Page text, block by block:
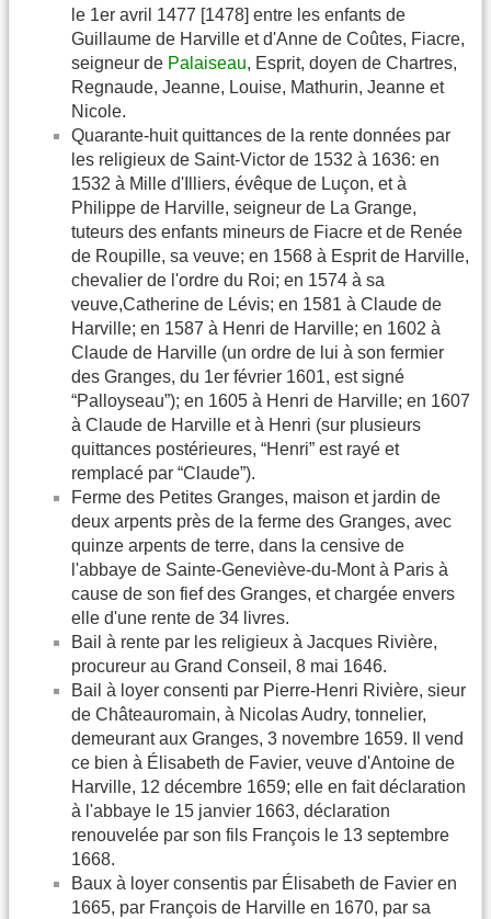
le 1er avril 1477 [1478] entre les enfants de
Guillaume de Harville et d'Anne de Coûtes, Fiacre,
seigneur de Palaiseau, Esprit, doyen de Chartres,
Regnaude, Jeanne, Louise, Mathurin, Jeanne et
Nicole.
Quarante-huit quittances de la rente données par
les religieux de Saint-Victor de 1532 à 1636: en
1532 à Mille d'Illiers, évêque de Luçon, et à
Philippe de Harville, seigneur de La Grange,
tuteurs des enfants mineurs de Fiacre et de Renée
de Roupille, sa veuve; en 1568 à Esprit de Harville,
chevalier de l'ordre du Roi; en 1574 à sa
veuve,Catherine de Lévis; en 1581 à Claude de
Harville; en 1587 à Henri de Harville; en 1602 à
Claude de Harville (un ordre de lui à son fermier
des Granges, du 1er février 1601, est signé
“Palloyseau”); en 1605 à Henri de Harville; en 1607
à Claude de Harville et à Henri (sur plusieurs
quittances postérieures, “Henri” est rayé et
remplacé par “Claude”).
Ferme des Petites Granges, maison et jardin de
deux arpents près de la ferme des Granges, avec
quinze arpents de terre, dans la censive de
l'abbaye de Sainte-Geneviève-du-Mont à Paris à
cause de son fief des Granges, et chargée envers
elle d'une rente de 34 livres.
Bail à rente par les religieux à Jacques Rivière,
procureur au Grand Conseil, 8 mai 1646.
Bail à loyer consenti par Pierre-Henri Rivière, sieur
de Châteauromain, à Nicolas Audry, tonnelier,
demeurant aux Granges, 3 novembre 1659. Il vend
ce bien à Élisabeth de Favier, veuve d'Antoine de
Harville, 12 décembre 1659; elle en fait déclaration
à l'abbaye le 15 janvier 1663, déclaration
renouvelée par son fils François le 13 septembre
1668.
Baux à loyer consentis par Élisabeth de Favier en
1665, par François de Harville en 1670, par sa